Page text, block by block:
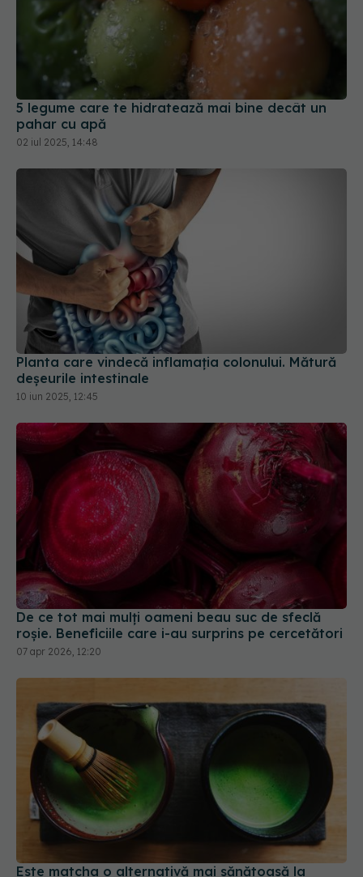
5 legume care te hidratează mai bine decât un
pahar cu apă
02 iul 2025, 14:48
Planta care vindecă inflamația colonului. Mătură
deșeurile intestinale
10 iun 2025, 12:45
De ce tot mai mulți oameni beau suc de sfeclă
roșie. Beneficiile care i-au surprins pe cercetători
07 apr 2026, 12:20
Este matcha o alternativă mai sănătoasă la
cafea? Iată ce trebuie să știți despre matcha
13 mai 2025, 18:18